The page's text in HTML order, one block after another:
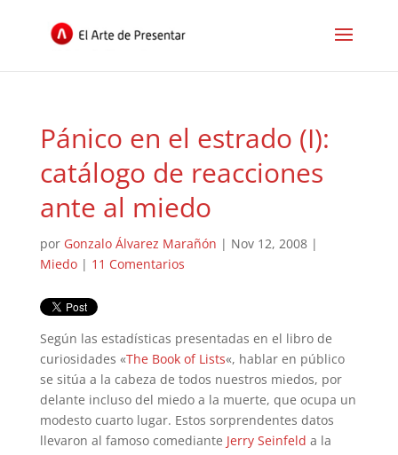
Pánico en el estrado (I):
catálogo de reacciones
ante al miedo
por Gonzalo Álvarez Marañón | Nov 12, 2008|
Miedo| 11 Comentarios
Según las estadísticas presentadas en el libro de
curiosidades «The Book of Lists«, hablar en público
se sitúa a la cabeza de todos nuestros miedos, por
delante incluso del miedo a la muerte, que ocupa un
modesto cuarto lugar. Estos sorprendentes datos
llevaron al famoso comediante Jerry Seinfeld a la